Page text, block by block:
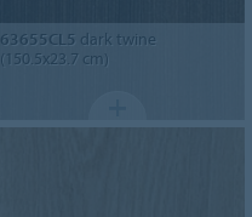
63655CL5 dark twine
(150.5x23.7 cm)